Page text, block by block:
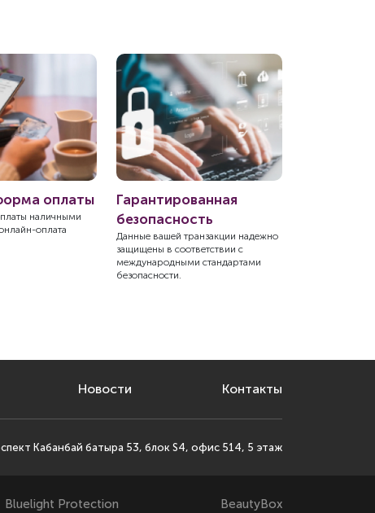
оплаты
наличными
оплата
Гарантированная
безопасность
Данные вашей транзакции надежно
защищены в соответствии с
международными стандартами
безопасности.
Новости Контакты
Кабанбай батыра 53, блок S4, офис 514, 5 этаж
Bluelight Protection BeautyBox